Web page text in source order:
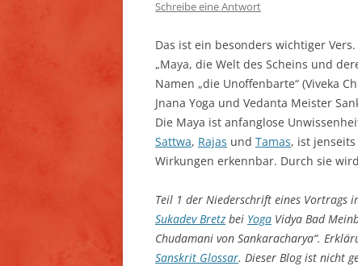
Schreibe eine Antwort
Das ist ein besonders wichtiger Vers.
„Maya, die Welt des Scheins und
Namen „die Unoffenbarte“ (Viveka
Jnana Yoga und Vedanta Meister
Die Maya ist anfanglose
Sattwa, Rajas und Tamas, ist
Wirkungen erkennbar. Durch sie
Teil 1 der Niederschrift eines Vortrags
Sukadev Bretz bei Yoga Vidya Bad
Chudamani von Sankaracharya“.
Sanskrit Glossar. Dieser Blog ist nicht